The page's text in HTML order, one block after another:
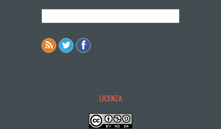
LICENZA